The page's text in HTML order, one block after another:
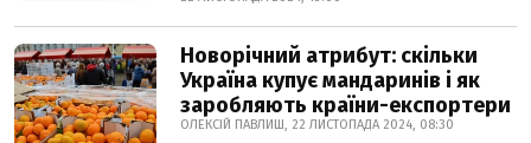
Новорічний атрибут: скільки
Україна купує мандаринів і як
заробляють країни-експортери
ОЛЕКСІЙ ПАВЛИШ, 22 ЛИСТОПАДА 2024, 08:30